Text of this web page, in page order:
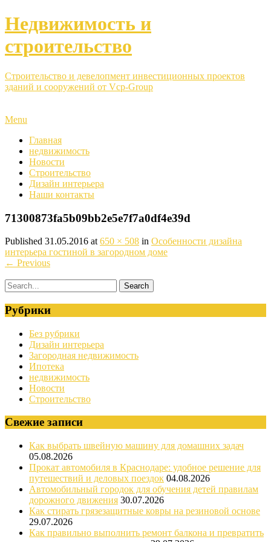
Недвижимость и
строительство
Строительство и девелопмент инвестиционных проектов
зданий и сооружений от Vcp-Group
Menu
Главная
недвижимость
Новости
Строительство
Дизайн интерьера
Наши контакты
71300873fa5b09bb2e5e7f7a0df4e39d
Published 31.05.2016 at 650 × 508 in Особенности дизайна
интерьера гостиной в загородном доме
← Previous
Рубрики
Без рубрики
Дизайн интерьера
Загородная недвижимость
Ипотека
недвижимость
Новости
Строительство
Свежие записи
Как выбрать швейную машину для домашних задач
05.08.2026
Прокат автомобиля в Краснодаре: удобное решение для
путешествий и деловых поездок 04.08.2026
Автомобильный городок для обучения детей правилам
дорожного движения 30.07.2026
Как стирать грязезащитные ковры на резиновой основе
29.07.2026
Как правильно выполнить ремонт балкона и превратить